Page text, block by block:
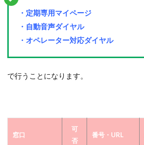
・定期専用マイページ
・自動音声ダイヤル
・オペレーター対応ダイヤル
で行うことになります。
窓口
可
否
番号・URL